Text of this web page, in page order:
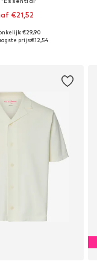
€21,52
+70
maten: S, M, L, XL
€29,90
prijs:€12,54